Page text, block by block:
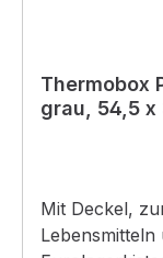
Thermobox
grau, 54,5 x
Mit Deckel,